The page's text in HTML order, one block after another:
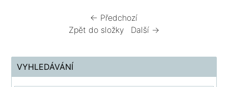
← Předchozí
Zpět do složky
Další →
VYHLEDÁVÁNÍ